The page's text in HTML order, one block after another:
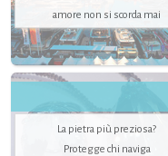
amore non si scorda mai
La pietra più preziosa?
Protegge chi naviga